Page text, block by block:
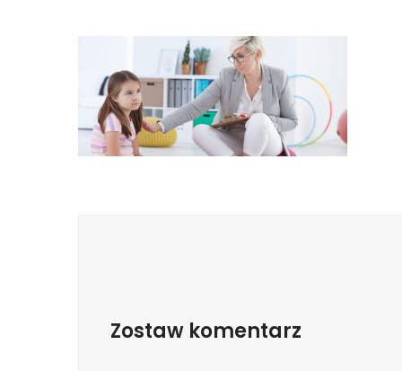
Zostaw komentarz